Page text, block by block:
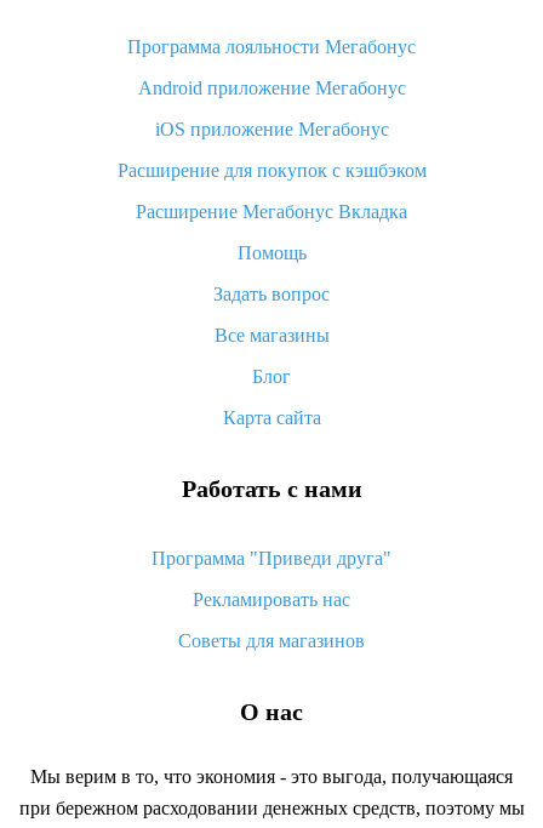
Как узнать, куда пришла посылка с Алиэкспресс
Вы отменили заказ на Алиэкспресс, когда вернут деньги?
Что такое баллы на Алиэкспресс, как их получить и
«AliExpress Standard Shipping»: что это за метод доставки и
как его отслеживать
Как покупать оптом на Алиэкспресс
Что делать, если не пришел товар с Алиэкспресс
возврата денег
Программа лояльности Мегабонус
Android приложение Мегабонус
iOS приложение Мегабонус
Расширение для покупок с кэшбэком
Расширение Мегабонус Вкладка
Помощь
Задать вопрос
Все магазины
Блог
Карта сайта
Работать с нами
Программа "Приведи друга"
Рекламировать нас
Советы для магазинов
О нас
Мы верим в то, что экономия - это выгода, получающаяся
при бережном расходовании денежных средств, поэтому мы